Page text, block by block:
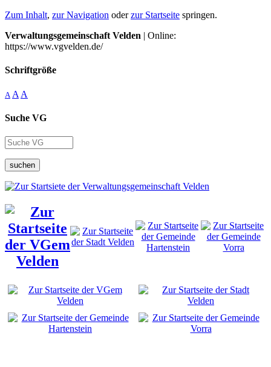
Zum Inhalt, zur Navigation oderzur Startseite springen.
Verwaltungsgemeinschaft Velden | Online:
https://www.vgvelden.de/
Schriftgröße
A A A
Suche VG
suchen